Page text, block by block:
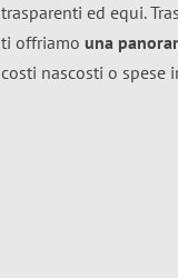
trasparenti ed equi.
ti offriamo una
costi nascosti o spese